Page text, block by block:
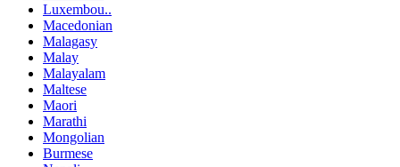
Luxembou..
Macedonian
Malagasy
Malay
Malayalam
Maltese
Maori
Marathi
Mongolian
Burmese